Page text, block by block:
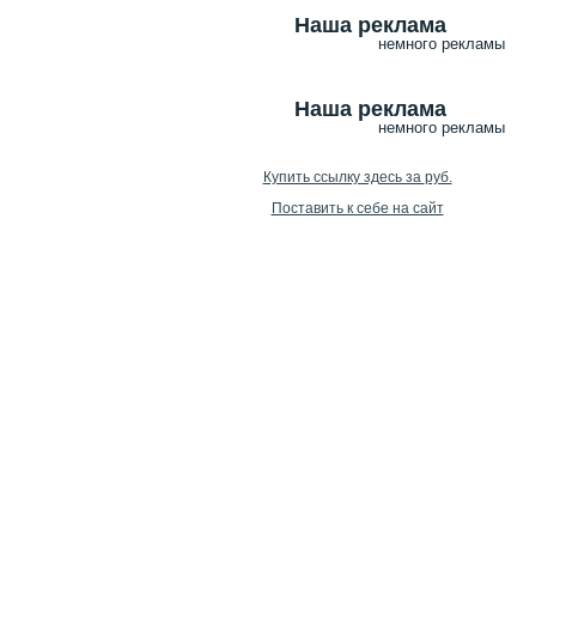
Наша реклама
немного рекламы
Наша реклама
немного рекламы
Купить ссылку здесь за руб.
Поставить к себе на сайт